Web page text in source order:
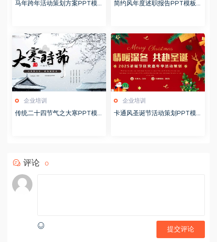
马年跨年活动策划方案PPT模
简约风年度述职报告PPT模板2
企业培训
传统二十四节气之大寒PPT模
企业培训
卡通风圣诞节活动策划PPT模
评论 0
提交评论